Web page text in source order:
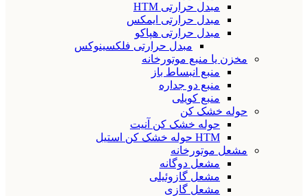
مبدل حرارتی HTM
مبدل حرارتی ایمکس
مبدل حرارتی هپاکو
مبدل حرارتی فلکسینوکس
مخزن یا منبع موتورخانه
منبع انبساط باز
منبع دو جداره
منبع کویلی
حوله خشک کن
حوله خشک کن آنیت
HTM حوله خشک کن استیل
مشعل موتورخانه
مشعل دوگانه
مشعل گازوئیلی
مشعل گازی